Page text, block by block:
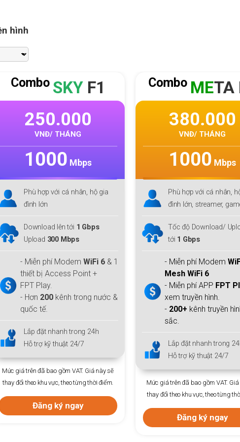
hình
Combo SKYF1
250.000
VNĐ/ THÁNG
1000 Mbps
Phù hợp với cá nhân, hộ gia
đình lớn
Download lên tới 1 Gbps
Upload 300 Mbps
- Miễn phí Modem WiFi 6 & 1
thiết bị Access Point +
FPT Play.
- Hơn 200 kênh trong nước &
quốc tế.
Lắp đặt nhanh trong 24h
Hỗ trợ kỹ thuật 24/7
Mức giá trên đã bao gồm VAT. Giá này sẽ
thay đổi theo khu vực, theo từng thời điểm.
Đăng ký ngay
Combo META
380.000
VNĐ/ THÁNG
1000 Mbps
Phù hợp với cá nhân,
đình lớn, streamer,
Tốc độ Download/
tới 1 Gbps
- Miễn phí Modem
Mesh WiFi 6
- Miễn phí APP FPT
xem truyền hình.
- 200+ kênh truyền
sắc.
Lắp đặt nhanh trong
Hỗ trợ kỹ thuật 24/7
Mức giá trên đã bao gồm VAT.
thay đổi theo khu vực, theo từng
Đăng ký ngay